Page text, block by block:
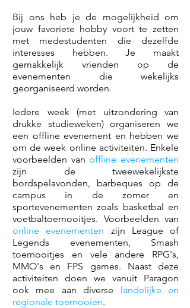
Bij ons heb je de mogelijkheid om
jouw favoriete hobby voort te zetten
met medestudenten die dezelfde
interesses hebben. Je maakt
gemakkelijk vrienden op de
evenementen die wekelijks
georganiseerd worden.
Iedere week (met uitzondering van
drukke studieweken) organiseren we
een offline evenement en hebben we
om de week online activiteiten. Enkele
voorbeelden vanoffline evenementen
zijn de tweewekelijkste
bordspelavonden, barbeques op de
campus in de zomer en
sportevenementen zoals basketbal en
voetbaltoernooitjes. Voorbeelden van
online evenementen zijn League of
Legends evenementen, Smash
toernooitjes en vele andere RPG's,
MMO's en FPS games. Naast deze
activiteiten doen we vanuit Paragon
ook mee aan diverse landelijke en
regionale toernooien.